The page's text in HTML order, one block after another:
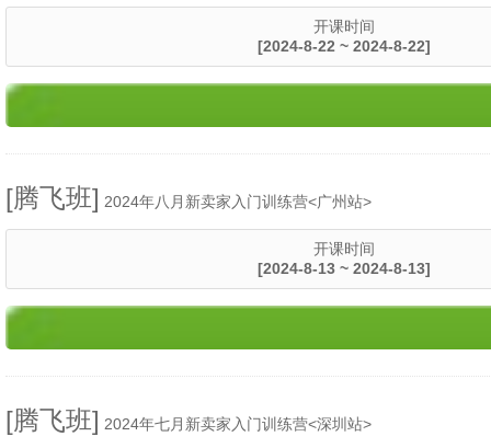
开课时间
[2024-8-22 ~ 2024-8-22]
[腾飞班] 2024年八月新卖家入门训练营<广州站>
开课时间
[2024-8-13 ~ 2024-8-13]
[腾飞班] 2024年七月新卖家入门训练营<深圳站>